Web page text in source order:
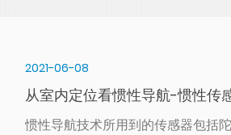
2021-06-08
从室内定位看惯性导航-惯性传
惯性导航技术所用到的传感器包括